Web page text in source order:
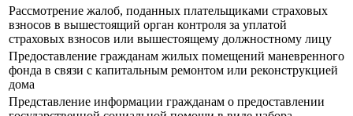
Рассмотрение жалоб, поданных плательщиками страховых
взносов в вышестоящий орган контроля за уплатой
страховых взносов или вышестоящему должностному лицу
Предоставление гражданам жилых помещений маневренного
фонда в связи с капитальным ремонтом или реконструкцией
дома
Представление информации гражданам о предоставлении